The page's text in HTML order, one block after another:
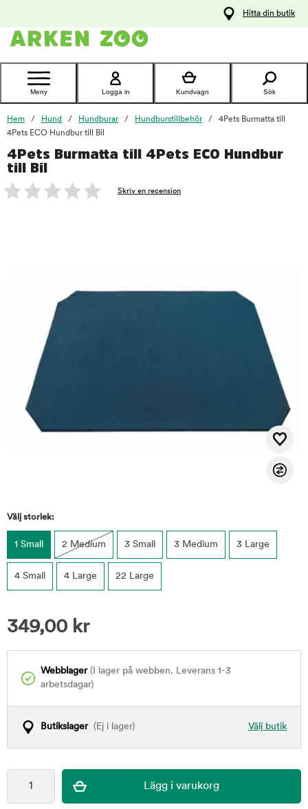
Kontakta
Hitta din butik
Meny Logga in Kundvagn Sök
Hem Hund Hundburar Hundburstillbehör
4Pets Burmatta till
4Pets ECO Hundbur till Bil
4Pets Burmatta till 4Pets ECO Hundbur
till Bil
Skriv en recension
Välj storlek:
1 Small 2 Medium 3 Small 3 Medium 3 Large
4 Small 4 Large 22 Large
349,00 kr
Webblager(I lager på webben. Leverans 1-3
arbetsdagar)
Välj butik
Butikslager(Ej i lager)
foo